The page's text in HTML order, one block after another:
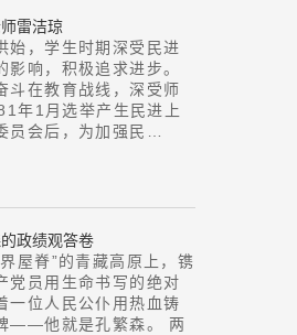
雷洁琼
始，学生时期深受民进
影响，积极追求进步。
斗在教育战线，深受师
年1月选举产生民进上
员会后，为加强民…
政绩观答卷
屋脊”的青藏高原上，镌
党员用生命书写的绝对
一位人民公仆用热血铸
——他就是孔繁森。 两